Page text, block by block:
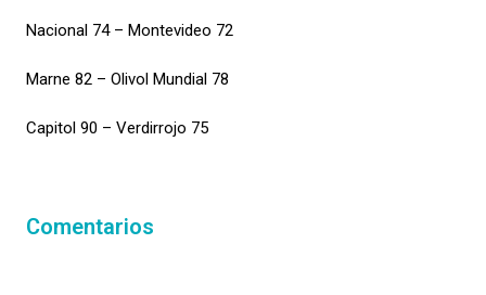
Nacional 74 – Montevideo 72
Marne 82 – Olivol Mundial 78
Capitol 90 – Verdirrojo 75
Comentarios